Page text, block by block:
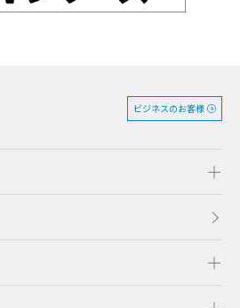
ビジネスのお客様